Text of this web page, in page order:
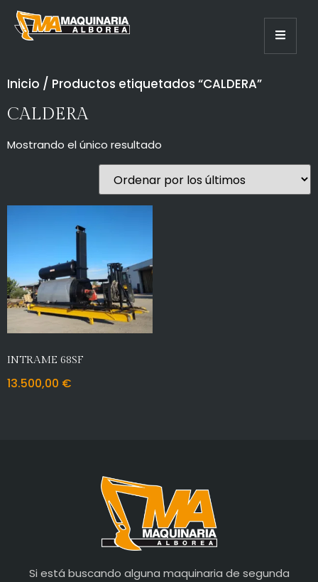
Inicio / Productos etiquetados “CALDERA”
CALDERA
Mostrando el único resultado
INTRAME 68SF
13.500,00 €
Si está buscando alguna maquinaria de segunda